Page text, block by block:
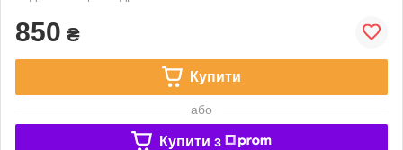
850 ₴
Купити
або
Купити з